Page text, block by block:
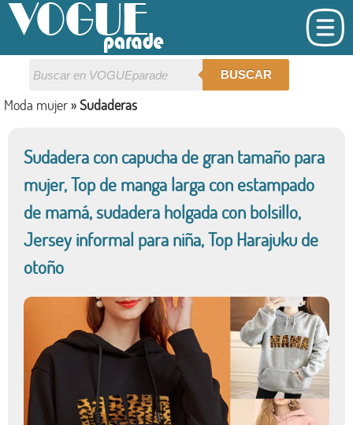
BUSCAR
Moda mujer »Sudaderas
Sudadera con capucha de gran tamaño para
mujer, Top de manga larga con estampado
de mamá, sudadera holgada con bolsillo,
Jersey informal para niña, Top Harajuku de
otoño